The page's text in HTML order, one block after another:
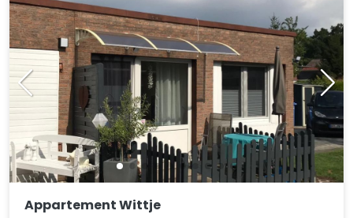
Appartement Wittje